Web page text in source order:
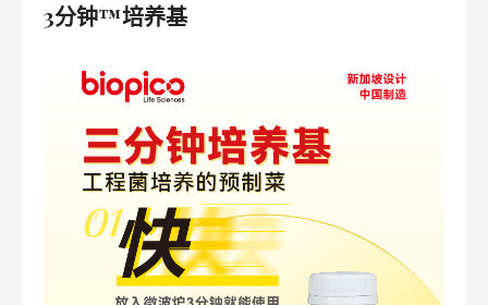
3分钟™培养基